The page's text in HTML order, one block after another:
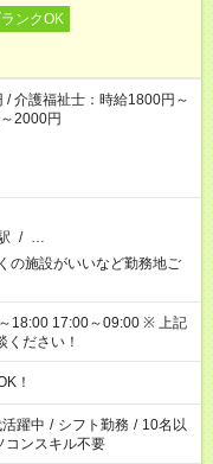
ンクOK
介護福祉士：時給1800円～
2000円
/ …
施設がいいなど勤務地ご
17:00～09:00 ※ 上記
ださい！
！
躍中 / シフト勤務 / 10名以
コンスキル不要